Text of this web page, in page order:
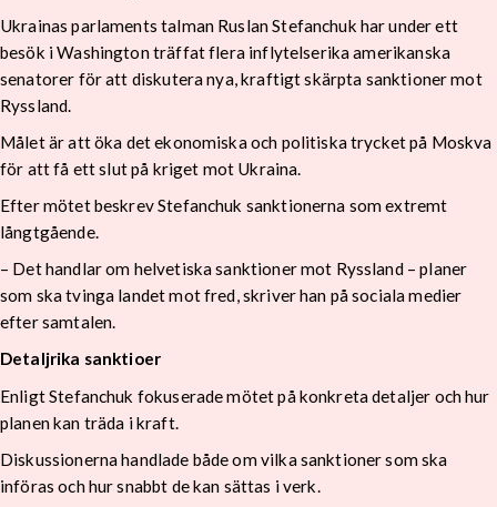
Ukrainas parlaments talman Ruslan Stefanchuk har under ett
besök i Washington träffat flera inflytelserika amerikanska
senatorer för att diskutera nya, kraftigt skärpta sanktioner mot
Ryssland.
Målet är att öka det ekonomiska och politiska trycket på Moskva
för att få ett slut på kriget mot Ukraina.
Efter mötet beskrev Stefanchuk sanktionerna som extremt
långtgående.
– Det handlar om helvetiska sanktioner mot Ryssland – planer
som ska tvinga landet mot fred, skriver han på sociala medier
efter samtalen.
Detaljrika sanktioer
Enligt Stefanchuk fokuserade mötet på konkreta detaljer och hur
planen kan träda i kraft.
Diskussionerna handlade både om vilka sanktioner som ska
införas och hur snabbt de kan sättas i verk.